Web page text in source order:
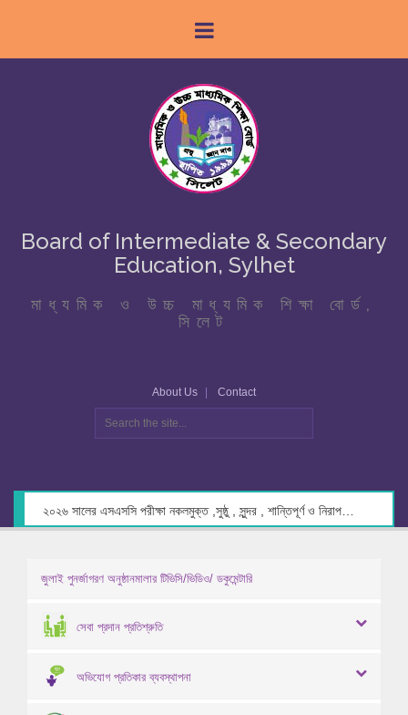
Board of Intermediate & Secondary
Education, Sylhet
মাধ্যমিক ও উচ্চ মাধ্যমিক শিক্ষা বোর্ড,
সিলেট
About Us Contact
জুলাই পুনর্জাগরণ অনুষ্ঠানমালার টিভিসি/ভিডিও/ ডকুমেন্টারি
সেবা প্রদান প্রতিশ্রুতি
অভিযোগ প্রতিকার ব্যবস্থাপনা